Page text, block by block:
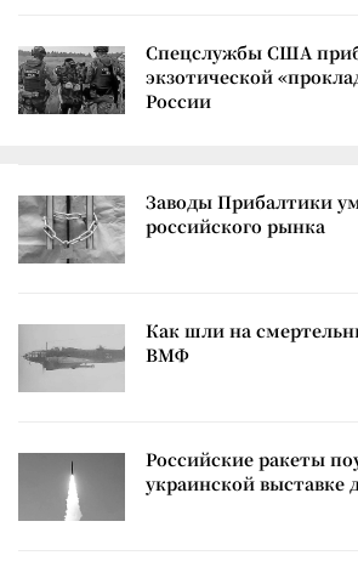
Спецслужбы США
экзотической
России
Заводы Прибалтики
российского рынка
Как шли на
ВМФ
Российские ракеты
украинской выставке